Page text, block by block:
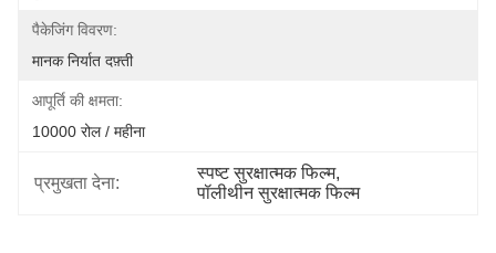
पैकेजिंग विवरण:
मानक निर्यात दफ़्ती
आपूर्ति की क्षमता:
10000 रोल / महीना
प्रमुखता देना:
स्पष्ट सुरक्षात्मक फिल्म,
पॉलीथीन सुरक्षात्मक फिल्म